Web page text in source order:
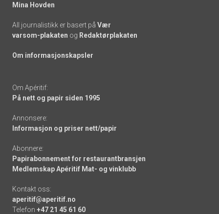
Mina Hovden
All journalistikk er basert på Vær
varsom-plakaten og Redaktørplakaten
Om informasjonskapsler
Om Apéritif:
På nett og papir siden 1995
Annonsere:
Informasjon og priser nett/papir
Abonnere:
Papirabonnement for restaurantbransjen
Medlemskap Apéritif Mat- og vinklubb
Kontakt oss:
aperitif@aperitif.no
Telefon +47 21 45 61 60